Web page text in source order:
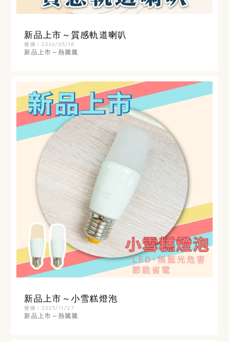
新品上市～質感軌道喇叭
發佈：2026/03/18
新品上市～熱騰騰
新品上市～小雪糕燈泡
發佈：2025/11/27
新品上市～熱騰騰